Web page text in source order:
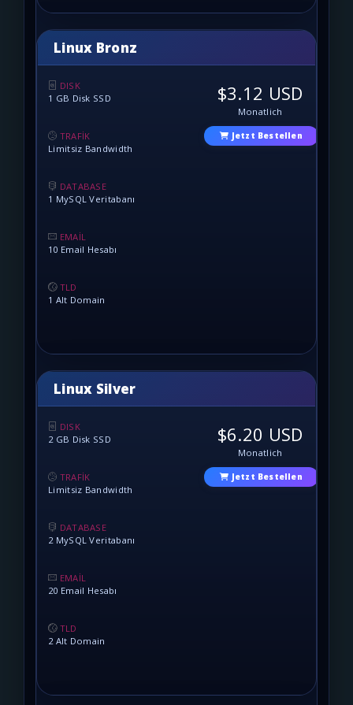
Linux Bronz
DISK
1 GB Disk SSD
TRAFİK
Limitsiz Bandwidth
DATABASE
1 MySQL Veritabanı
EMAİL
10 Email Hesabı
TLD
1 Alt Domain
$3.12 USD
Monatlich
Jetzt Bestellen
Linux Silver
DISK
2 GB Disk SSD
TRAFİK
Limitsiz Bandwidth
DATABASE
2 MySQL Veritabanı
EMAİL
20 Email Hesabı
TLD
2 Alt Domain
$6.20 USD
Monatlich
Jetzt Bestellen